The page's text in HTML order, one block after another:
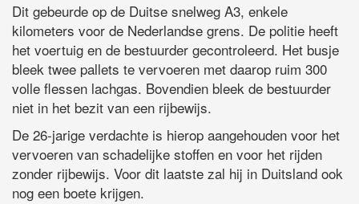
Dit gebeurde op de Duitse snelweg A3, enkele
kilometers voor de Nederlandse grens. De politie heeft
het voertuig en de bestuurder gecontroleerd. Het busje
bleek twee pallets te vervoeren met daarop ruim 300
volle flessen lachgas. Bovendien bleek de bestuurder
niet in het bezit van een rijbewijs.
De 26-jarige verdachte is hierop aangehouden voor het
vervoeren van schadelijke stoffen en voor het rijden
zonder rijbewijs. Voor dit laatste zal hij in Duitsland ook
nog een boete krijgen.